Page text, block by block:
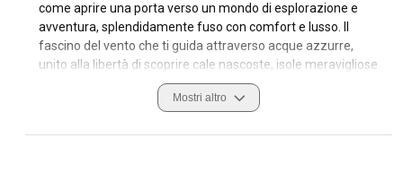
come aprire una porta verso un mondo di esplorazione e
avventura, splendidamente fuso con comfort e lusso. Il
fascino del vento che ti guida attraverso acque azzurre,
unito alla libertà di scoprire cale nascoste, isole meravigliose
e città vivaci, rende il noleggio di una barca a vela la scelta
ideale per una vacanza indimenticabile. Che sia una
tramonto o un noleggio settimanale all-inclusive carico di
Mostri altro